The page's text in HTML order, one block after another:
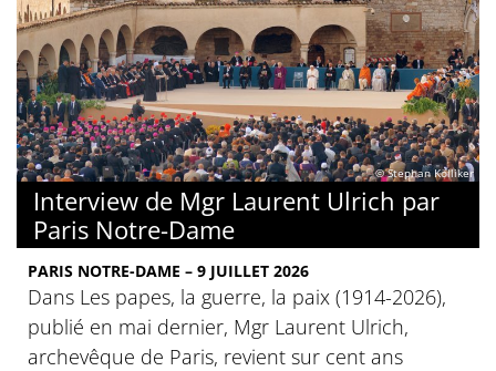
© Stephan Kölliker
Interview de Mgr Laurent Ulrich par
Paris Notre-Dame
PARIS NOTRE-DAME – 9 JUILLET 2026
Dans Les papes, la guerre, la paix (1914-2026),
publié en mai dernier, Mgr Laurent Ulrich,
archevêque de Paris, revient sur cent ans